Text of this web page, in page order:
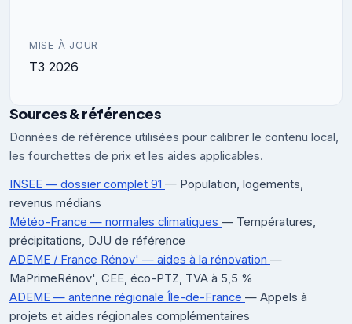
MISE À JOUR
T3 2026
Sources & références
Données de référence utilisées pour calibrer le contenu local,
les fourchettes de prix et les aides applicables.
INSEE — dossier complet 91 — Population, logements,
revenus médians
Météo-France — normales climatiques — Températures,
précipitations, DJU de référence
ADEME / France Rénov' — aides à la rénovation —
MaPrimeRénov', CEE, éco-PTZ, TVA à 5,5 %
ADEME — antenne régionale Île-de-France — Appels à
projets et aides régionales complémentaires